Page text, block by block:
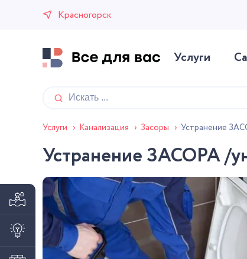
Красногорск
Услуги
Услуги › Канализация › Засоры › Устранение
Устранение ЗАСОРА /